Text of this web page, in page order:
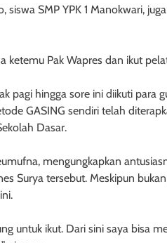
siswa SMP YPK 1 Manokwari,
ketemu Pak Wapres dan ikut
pagi hingga sore ini diikuti para
GASING sendiri telah
Dasar.
mengungkapkan
Surya tersebut. Meskipun
untuk ikut. Dari sini saya bisa